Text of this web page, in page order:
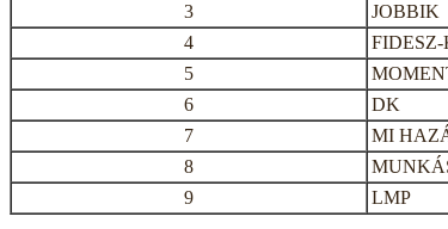
3
JOBBIK
4
5
6
DK
7
MI
8
9
LMP